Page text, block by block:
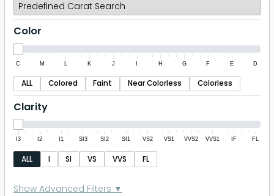
Color
C M K J H G F E D
ALL Colored Faint Near Colorless Colorless
Clarity
I3 I2 I1 SI3 SI2 SI1 VS2 VS1 VVS2 VVS1 IF FL
ALL I SI VS VVS FL
Polish
Show Advanced Filters ▼